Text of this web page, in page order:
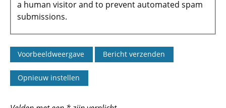
a human visitor and to prevent automated spam
submissions.